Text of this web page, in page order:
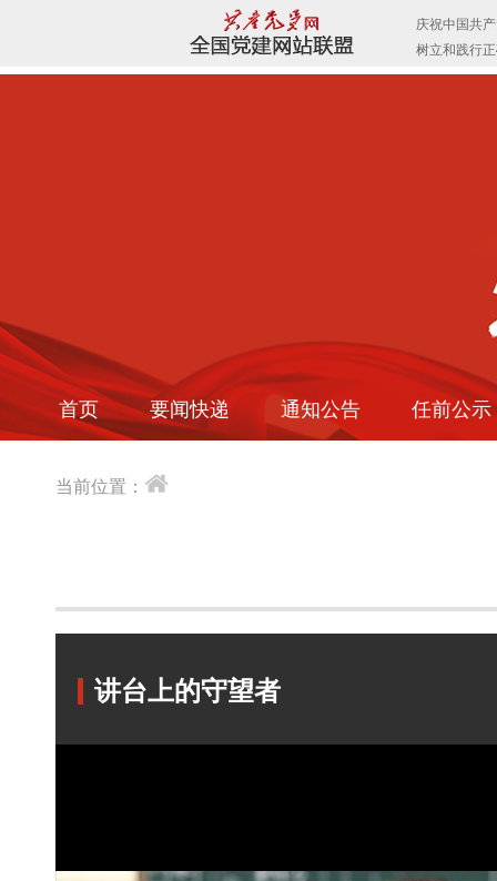
首页 要闻快递 通知公告 任前公示
当前位置：
讲台上的守望者